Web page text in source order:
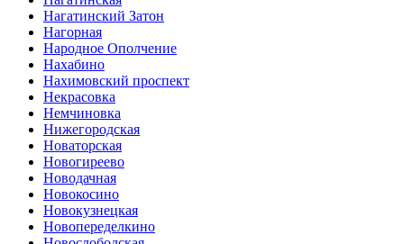
Нагатинский Затон
Нагорная
Народное Ополчение
Нахабино
Нахимовский проспект
Некрасовка
Немчиновка
Нижегородская
Новаторская
Новогиреево
Новодачная
Новокосино
Новокузнецкая
Новопеределкино